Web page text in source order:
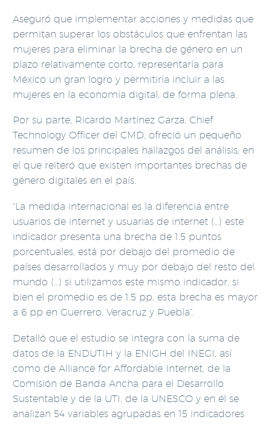
Aseguró que implementar acciones y medidas que
permitan superar los obstáculos que enfrentan las
mujeres para eliminar la brecha de género en un
plazo relativamente corto, representaría para
México un gran logro y permitiría incluir a las
mujeres en la economía digital, de forma plena.
Por su parte, Ricardo Martínez Garza, Chief
Technology Officer del CMD, ofreció un pequeño
resumen de los principales hallazgos del análisis, en
el que reiteró que existen importantes brechas de
género digitales en el país.
“La medida internacional es la diferencia entre
usuarios de internet y usuarias de internet (…) este
indicador presenta una brecha de 1.5 puntos
porcentuales, está por debajo del promedio de
países desarrollados y muy por debajo del resto del
mundo (…) si utilizamos este mismo indicador, si
bien el promedio es de 1.5 pp, esta brecha es mayor
a 6 pp en Guerrero, Veracruz y Puebla”.
Detalló que el estudio se integra con la suma de
datos de la ENDUTIH y la ENIGH del INEGI, así
como de Alliance for Affordable Internet, de la
Comisión de Banda Ancha para el Desarrollo
Sustentable y de la UTI, de la UNESCO y en él se
analizan 54 variables agrupadas en 15 indicadores